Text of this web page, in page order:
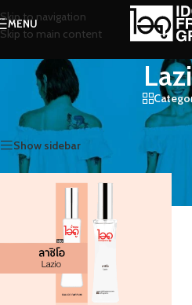
Skip to navigation
Skip to main content
MENU
หน้าหลัก/สินค้าที่มีป้ายกำกับ “Lazio”
Show sidebar